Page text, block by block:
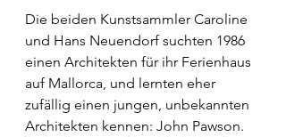
Die beiden Kunstsammler Caroline
und Hans Neuendorf suchten 1986
einen Architekten für ihr Ferienhaus
auf Mallorca, und lernten eher
zufällig einen jungen, unbekannten
Architekten kennen: John Pawson.